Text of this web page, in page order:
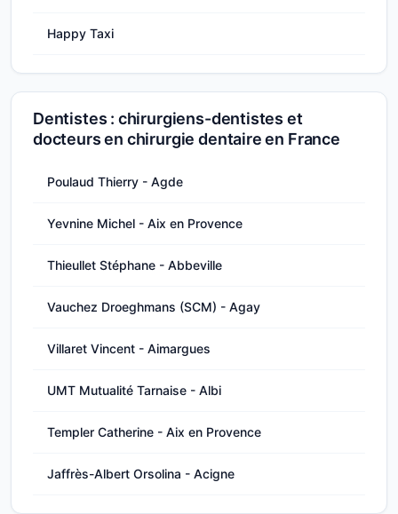
Happy Taxi
Dentistes : chirurgiens-dentistes et
docteurs en chirurgie dentaire en France
Poulaud Thierry - Agde
Yevnine Michel - Aix en Provence
Thieullet Stéphane - Abbeville
Vauchez Droeghmans (SCM) - Agay
Villaret Vincent - Aimargues
UMT Mutualité Tarnaise - Albi
Templer Catherine - Aix en Provence
Jaffrès-Albert Orsolina - Acigne